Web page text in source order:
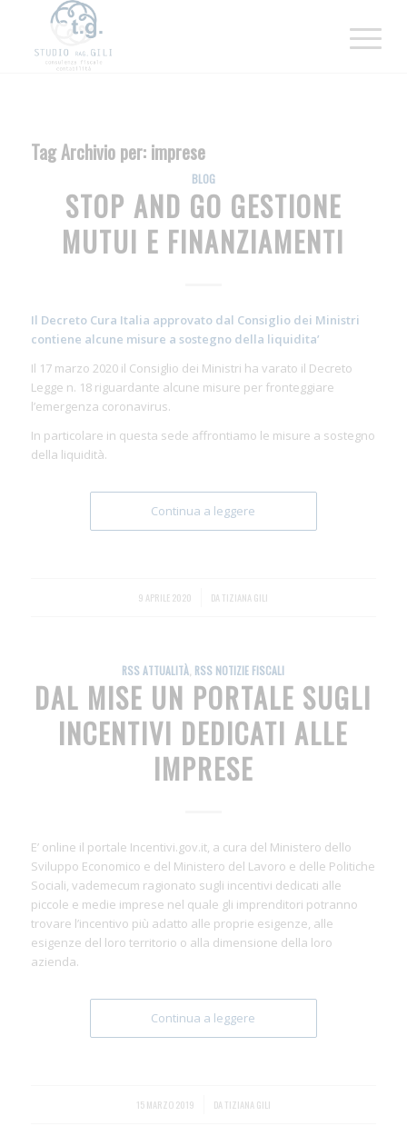
Tag Archivio per: imprese
BLOG
STOP AND GO GESTIONE
MUTUI E FINANZIAMENTI
Il Decreto Cura Italia approvato dal Consiglio dei Ministri
contiene alcune misure a sostegno della liquidita’
Il 17 marzo 2020 il Consiglio dei Ministri ha varato il Decreto
Legge n. 18 riguardante alcune misure per fronteggiare
l’emergenza coronavirus.
In particolare in questa sede affrontiamo le misure a sostegno
della liquidità.
Continua a leggere
9 APRILE 2020
/ DA TIZIANA GILI
RSS ATTUALITÀ RSS NOTIZIE FISCALI
DAL MISE UN PORTALE SUGLI
INCENTIVI DEDICATI ALLE
IMPRESE
E’ online il portale Incentivi.gov.it, a cura del Ministero dello
Sviluppo Economico e del Ministero del Lavoro e delle Politiche
Sociali, vademecum ragionato sugli incentivi dedicati alle
piccole e medie imprese nel quale gli imprenditori potranno
trovare l’incentivo più adatto alle proprie esigenze, alle
esigenze del loro territorio o alla dimensione della loro
azienda.
Continua a leggere
15 MARZO 2019
/ DA TIZIANA GILI